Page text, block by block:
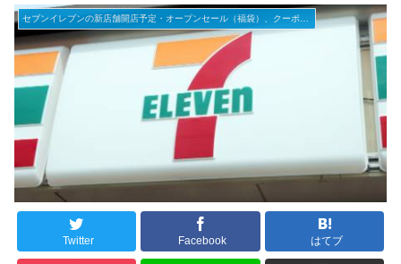
Twitter Facebook はてブ